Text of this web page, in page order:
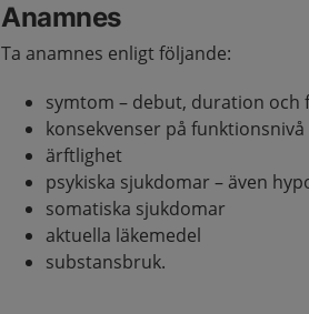
Anamnes
Ta anamnes enligt följande:
symtom – debut, duration och
konsekvenser på funktionsnivå
ärftlighet
psykiska sjukdomar – även
somatiska sjukdomar
aktuella läkemedel
substansbruk.